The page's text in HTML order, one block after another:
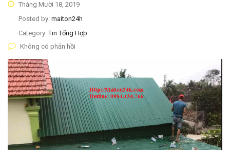
Tháng Mười 18, 2019
Posted by: maiton24h
Category:Tin Tổng Hợp
Không có phản hồi